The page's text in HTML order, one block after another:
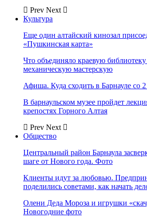
Prev Next
Культура
Еще один алтайский кинозал
«Пушкинская карта»
Что объединяло краевую
механическую мастерскую
Афиша. Куда сходить в Барнауле со
В барнаульском музее пройдет
крепостях Горного Алтая
Prev Next
Общество
Центральный район Барнаула
шаге от Нового года. Фото
Клиенты идут за любовью.
поделились советами, как начать
Олени Деда Мороза и игрушки
Новогодние фото